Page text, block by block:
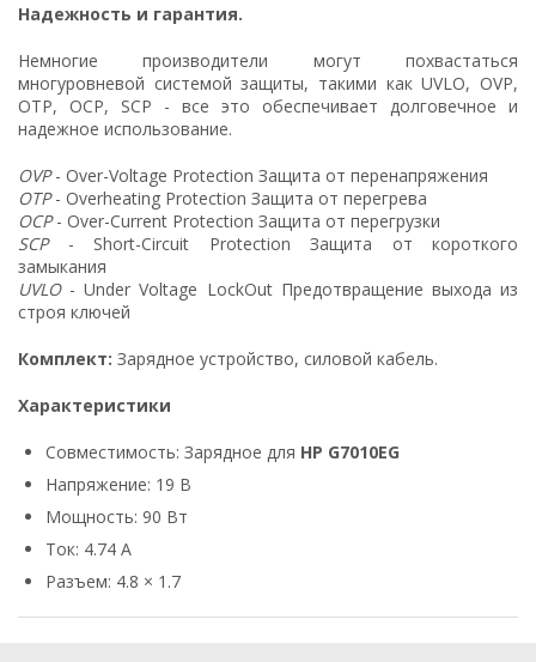
Надежность и гарантия.
Немногие производители могут похвастаться
многуровневой системой защиты, такими как UVLO, OVP,
OTP, OCP, SCP - все это обеспечивает долговечное и
надежное использование.
OVP- Over-Voltage Protection Защита от перенапряжения
OTP- Overheating Protection Защита от перегрева
OCP- Over-Current Protection Защита от перегрузки
SCP- Short-Circuit Protection Защита от короткого
замыкания
UVLO- Under Voltage LockOut Предотвращение выхода из
строя ключей
Комплект: Зарядное устройство, силовой кабель.
Характеристики
Совместимость: Зарядное для HP G7010EG
Напряжение: 19 В
Мощность: 90 Вт
Ток: 4.74 А
Разъем: 4.8 × 1.7